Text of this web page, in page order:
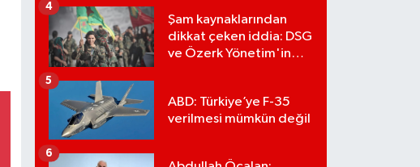
Şam kaynaklarından
dikkat çeken iddia: DSG
ve Özerk Yönetim'in
4
ABD: Türkiye’ye F-35
verilmesi mümkün değil
5
6